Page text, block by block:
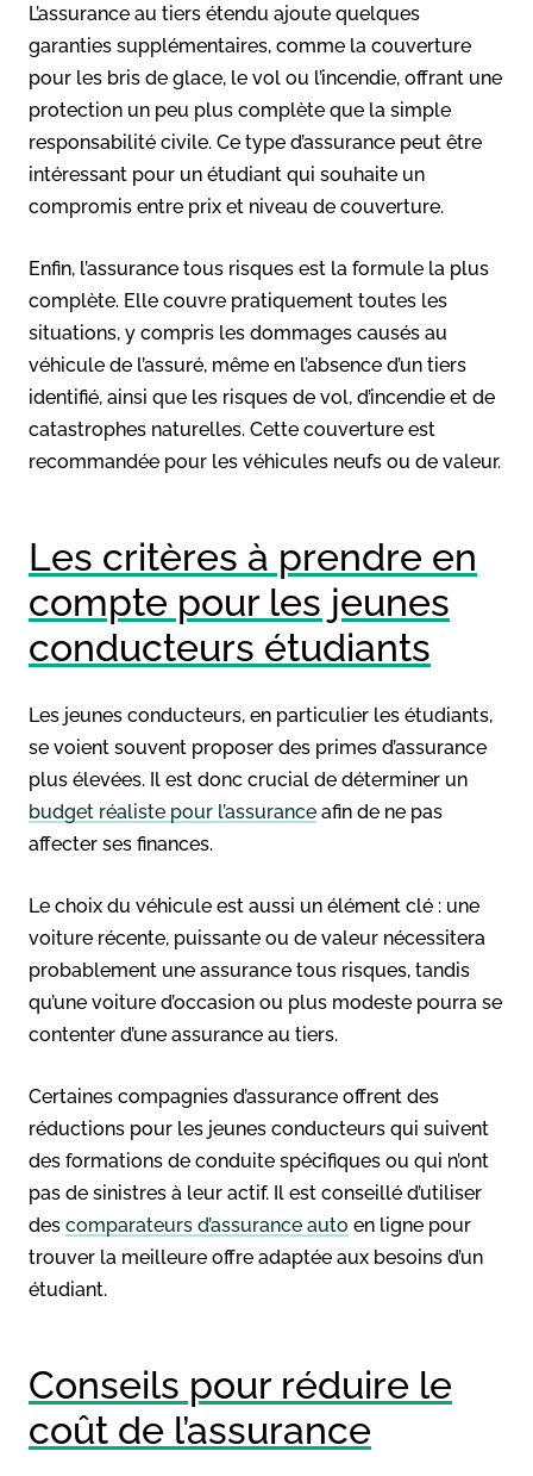
L’assurance au tiers étendu ajoute quelques
garanties supplémentaires, comme la couverture
pour les bris de glace, le vol ou l’incendie, offrant une
protection un peu plus complète que la simple
responsabilité civile. Ce type d’assurance peut être
intéressant pour un étudiant qui souhaite un
compromis entre prix et niveau de couverture.
Enfin, l’assurance tous risques est la formule la plus
complète. Elle couvre pratiquement toutes les
situations, y compris les dommages causés au
véhicule de l’assuré, même en l’absence d’un tiers
identifié, ainsi que les risques de vol, d’incendie et de
catastrophes naturelles. Cette couverture est
recommandée pour les véhicules neufs ou de valeur.
Les critères à prendre en
compte pour les jeunes
conducteurs étudiants
Les jeunes conducteurs, en particulier les étudiants,
se voient souvent proposer des primes d’assurance
plus élevées. Il est donc crucial de déterminer un
budget réaliste pour l’assurance afin de ne pas
affecter ses finances.
Le choix du véhicule est aussi un élément clé : une
voiture récente, puissante ou de valeur nécessitera
probablement une assurance tous risques, tandis
qu’une voiture d’occasion ou plus modeste pourra se
contenter d’une assurance au tiers.
Certaines compagnies d’assurance offrent des
réductions pour les jeunes conducteurs qui suivent
des formations de conduite spécifiques ou qui n’ont
pas de sinistres à leur actif. Il est conseillé d’utiliser
des comparateurs d’assurance auto en ligne pour
trouver la meilleure offre adaptée aux besoins d’un
étudiant.
Conseils pour réduire le
coût de l’assurance